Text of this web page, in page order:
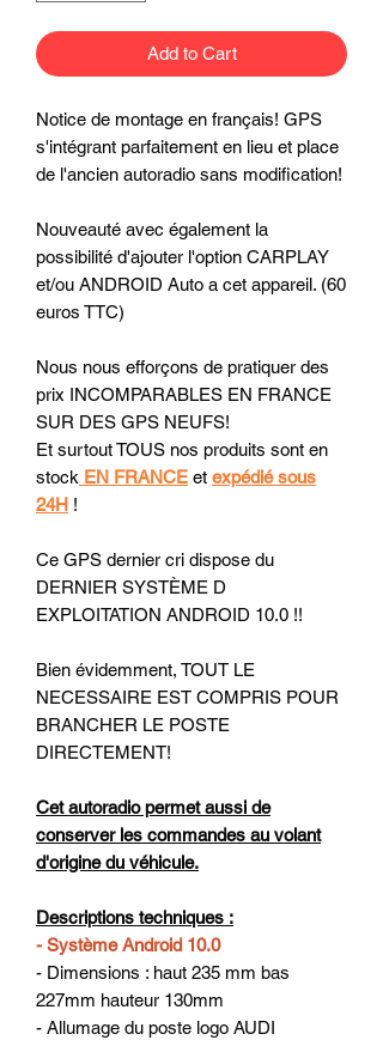
Add to Cart
Notice de montage en français! GPS
s'intégrant parfaitement en lieu et place
de l'ancien autoradio sans modification!
Nouveauté avec également la
possibilité d'ajouter l'option CARPLAY
et/ou ANDROID Auto a cet appareil. (60
euros TTC)
Nous nous efforçons de pratiquer des
prix INCOMPARABLES EN FRANCE
SUR DES GPS NEUFS!
Et surtout TOUS nos produits sont en
stock EN FRANCE et expédié sous
24H !
Ce GPS dernier cri dispose du
DERNIER SYSTÈME D
EXPLOITATION ANDROID 10.0 !!
Bien évidemment, TOUT LE
NECESSAIRE EST COMPRIS POUR
BRANCHER LE POSTE
DIRECTEMENT!
Cet autoradio permet aussi de
conserver les commandes au volant
d'origine du véhicule.
Descriptions techniques :
- Système Android 10.0
- Dimensions : haut 235 mm bas
227mm hauteur 130mm
- Allumage du poste logo AUDI